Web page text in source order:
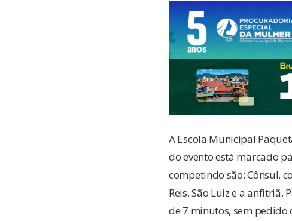
A Escola Municipal
do evento está marcado
competindo são: Cônsul,
Reis, São Luiz e a
de 7 minutos, sem pedido